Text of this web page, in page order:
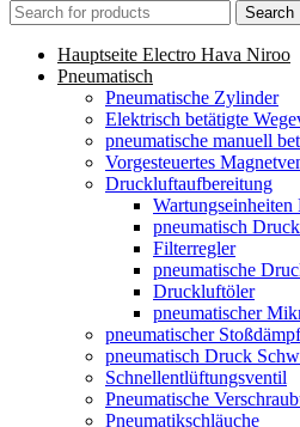
Search
Hauptseite Electro Hava Niroo
Pneumatisch
Pneumatische Zylinder
Elektrisch betätigte
pneumatische manuell
Vorgesteuertes
Druckluftaufbereitung
pneumatisch
Filterregler
pneumatische
Druckluftöler
pneumatischer
pneumatischer
pneumatisch Druck
Schnellentlüftungsventil
Pneumatische
Pneumatikschläuche